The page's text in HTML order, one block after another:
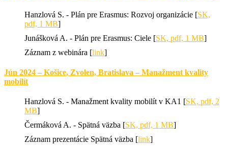
Hanzlová S. - Plán pre Erasmus: Rozvoj organizácie [SK,
pdf, 1 MB]
Junášková A. - Plán pre Erasmus: Ciele [SK, pdf, 1 MB]
Záznam z webinára [link]
Jún 2024 – Košice, Zvolen, Bratislava – Manažment kvality
mobilít
Hanzlová S. - Manažment kvality mobilít v KA1 [SK, pdf, 2
MB]
Čermáková A. - Spätná väzba [SK, pdf, 1 MB]
Záznam prezentácie Spätná väzba [link]